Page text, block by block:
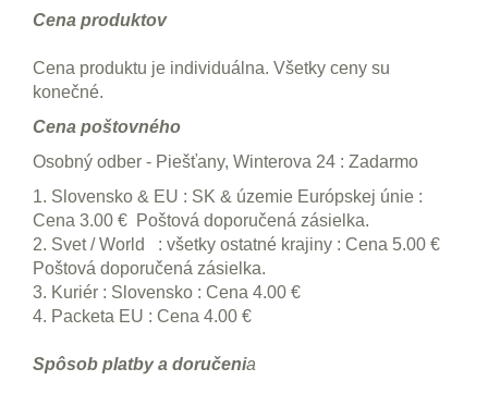
Cena produktov
Cena produktu je individuálna. Všetky ceny su
konečné.
Cena poštovného
Osobný odber - Piešťany, Winterova 24 : Zadarmo
1. Slovensko & EU : SK & územie Európskej únie :
Cena 3.00 € Poštová doporučená zásielka.
2. Svet / World : všetky ostatné krajiny : Cena 5.00 €
Poštová doporučená zásielka.
3. Kuriér : Slovensko : Cena 4.00 €
4. Packeta EU : Cena 4.00 €
Spôsob platby a doručenia